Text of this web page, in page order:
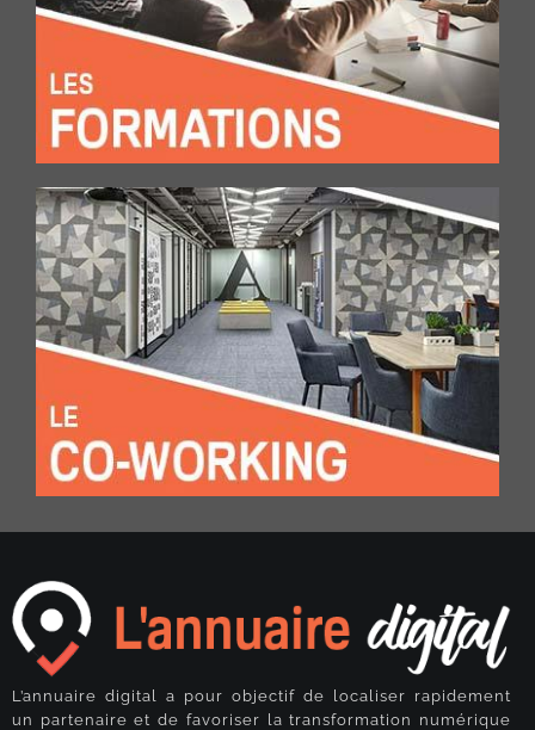
L’annuaire digital a pour objectif de localiser rapidement
un partenaire et de favoriser la transformation numérique